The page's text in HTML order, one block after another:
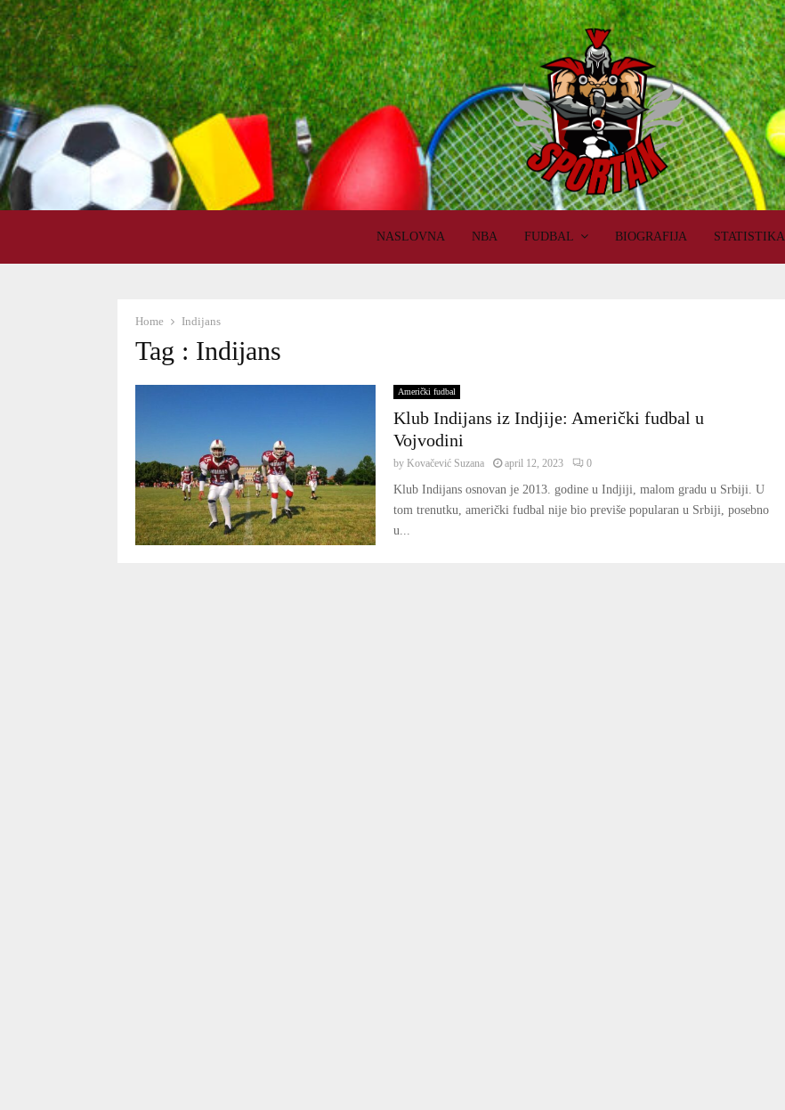
NASLOVNA NBA FUDBAL BIOGRAFIJA STATISTIKA
Home Indijans
Tag : Indijans
Američki fudbal
Klub Indijans iz Indjije: Američki fudbal u
Vojvodini
by Kovačević Suzana april 12, 2023 0
Klub Indijans osnovan je 2013. godine u Indjiji, malom gradu u Srbiji. U
tom trenutku, američki fudbal nije bio previše popularan u Srbiji, posebno
u...